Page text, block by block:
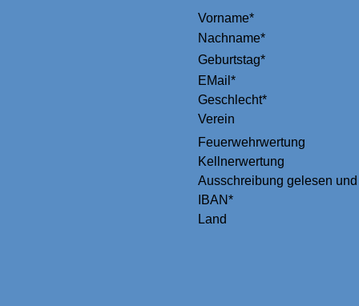
Vorname*
Nachname*
Geburtstag*
EMail*
Geschlecht*
Verein
Feuerwehrwertung
Kellnerwertung
Ausschreibung gelesen
IBAN*
Land